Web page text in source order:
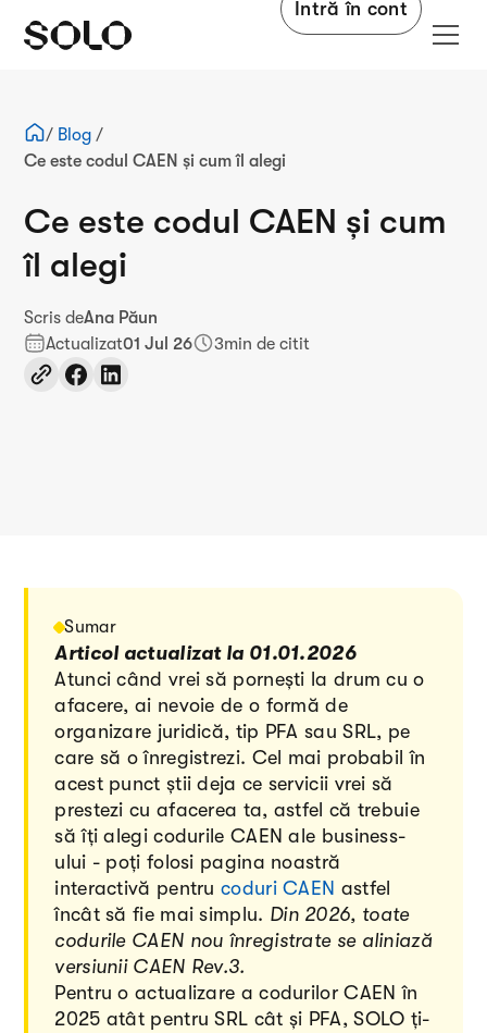
Intră în cont
/ Blog/
Ce este codul CAEN și cum îl alegi
Ce este codul CAEN și cum
îl alegi
Actualizat01 Jul 26 3min de citit
Scris deAna Păun
Sumar
Articol actualizat la 01.01.2026
Atunci când vrei să pornești la drum cu o
afacere, ai nevoie de o formă de
organizare juridică, tip PFA sau SRL, pe
care să o înregistrezi. Cel mai probabil în
acest punct știi deja ce servicii vrei să
prestezi cu afacerea ta, astfel că trebuie
să îți alegi codurile CAEN ale business-
ului - poți folosi pagina noastră
interactivă pentrucoduri CAEN astfel
încât să fie mai simplu. Din 2026, toate
codurile CAEN nou înregistrate se aliniază
versiunii CAEN Rev.3.
Pentru o actualizare a codurilor CAEN în
2025 atât pentru SRL cât și PFA, SOLO ți-